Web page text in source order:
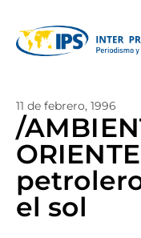
11 de febrero, 1996
/
el sol